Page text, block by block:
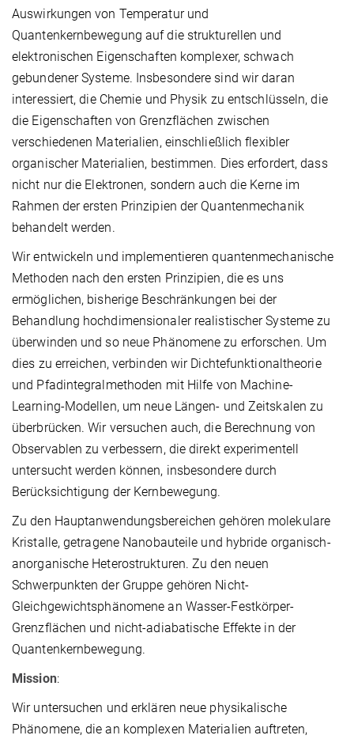
Auswirkungen von Temperatur und
Quantenkernbewegung auf die strukturellen und
elektronischen Eigenschaften komplexer, schwach
gebundener Systeme. Insbesondere sind wir daran
interessiert, die Chemie und Physik zu entschlüsseln, die
die Eigenschaften von Grenzflächen zwischen
verschiedenen Materialien, einschließlich flexibler
organischer Materialien, bestimmen. Dies erfordert, dass
nicht nur die Elektronen, sondern auch die Kerne im
Rahmen der ersten Prinzipien der Quantenmechanik
behandelt werden.
Wir entwickeln und implementieren quantenmechanische
Methoden nach den ersten Prinzipien, die es uns
ermöglichen, bisherige Beschränkungen bei der
Behandlung hochdimensionaler realistischer Systeme zu
überwinden und so neue Phänomene zu erforschen. Um
dies zu erreichen, verbinden wir Dichtefunktionaltheorie
und Pfadintegralmethoden mit Hilfe von Machine-
Learning-Modellen, um neue Längen- und Zeitskalen zu
überbrücken. Wir versuchen auch, die Berechnung von
Observablen zu verbessern, die direkt experimentell
untersucht werden können, insbesondere durch
Berücksichtigung der Kernbewegung.
Zu den Hauptanwendungsbereichen gehören molekulare
Kristalle, getragene Nanobauteile und hybride organisch-
anorganische Heterostrukturen. Zu den neuen
Schwerpunkten der Gruppe gehören Nicht-
Gleichgewichtsphänomene an Wasser-Festkörper-
Grenzflächen und nicht-adiabatische Effekte in der
Quantenkernbewegung.
Mission:
Wir untersuchen und erklären neue physikalische
Phänomene, die an komplexen Materialien auftreten,